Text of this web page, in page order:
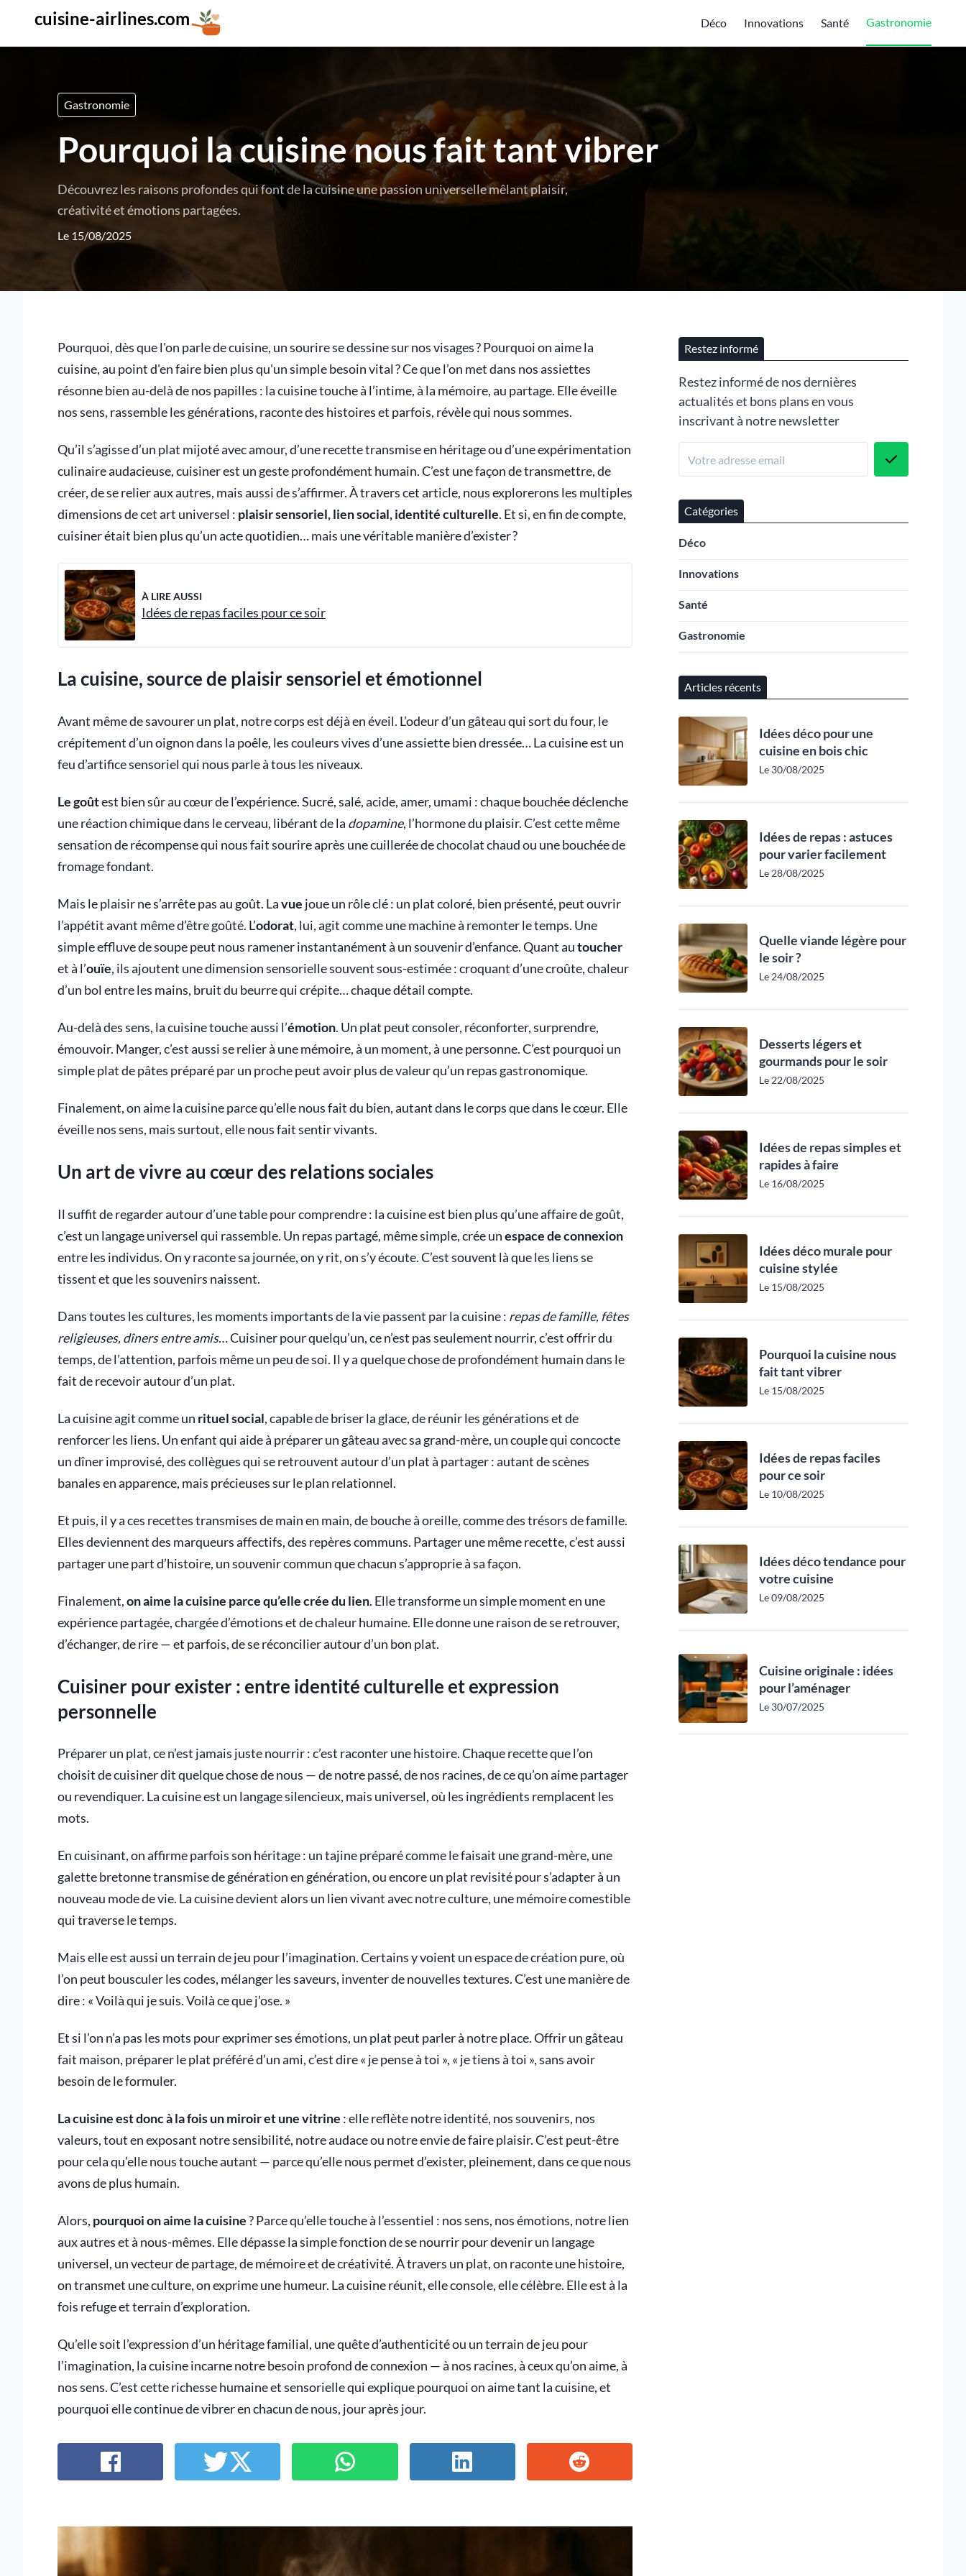
cuisine-airlines.com Déco Innovations Santé Gastronomie
Gastronomie
Pourquoi la cuisine nous fait tant vibrer
Découvrez les raisons profondes qui font de la cuisine une passion universelle mêlant plaisir,
créativité et émotions partagées.
Le 15/08/2025
Pourquoi, dès que l'on parle de cuisine, un sourire se dessine sur nos visages ? Pourquoi on aime la
cuisine, au point d'en faire bien plus qu'un simple besoin vital ? Ce que l’on met dans nos assiettes
résonne bien au-delà de nos papilles : la cuisine touche à l’intime, à la mémoire, au partage. Elle éveille
nos sens, rassemble les générations, raconte des histoires et parfois, révèle qui nous sommes.
Qu’il s’agisse d’un plat mijoté avec amour, d’une recette transmise en héritage ou d’une expérimentation
culinaire audacieuse, cuisiner est un geste profondément humain. C’est une façon de transmettre, de
créer, de se relier aux autres, mais aussi de s’affirmer. À travers cet article, nous explorerons les multiples
dimensions de cet art universel : plaisir sensoriel, lien social, identité culturelle. Et si, en fin de compte,
cuisiner était bien plus qu’un acte quotidien… mais une véritable manière d’exister ?
À LIRE AUSSI
Idées de repas faciles pour ce soir
La cuisine, source de plaisir sensoriel et émotionnel
Avant même de savourer un plat, notre corps est déjà en éveil. L’odeur d’un gâteau qui sort du four, le
crépitement d’un oignon dans la poêle, les couleurs vives d’une assiette bien dressée… La cuisine est un
feu d’artifice sensoriel qui nous parle à tous les niveaux.
Le goûtest bien sûr au cœur de l’expérience. Sucré, salé, acide, amer, umami : chaque bouchée déclenche
une réaction chimique dans le cerveau, libérant de la dopamine, l’hormone du plaisir. C’est cette même
sensation de récompense qui nous fait sourire après une cuillerée de chocolat chaud ou une bouchée de
fromage fondant.
Mais le plaisir ne s’arrête pas au goût. Lavue joue un rôle clé : un plat coloré, bien présenté, peut ouvrir
l’appétit avant même d’être goûté. L’odorat, lui, agit comme une machine à remonter le temps. Une
simple effluve de soupe peut nous ramener instantanément à un souvenir d’enfance. Quant autoucher
et à l’ouïe, ils ajoutent une dimension sensorielle souvent sous-estimée : croquant d’une croûte, chaleur
d’un bol entre les mains, bruit du beurre qui crépite… chaque détail compte.
Au-delà des sens, la cuisine touche aussi l’émotion. Un plat peut consoler, réconforter, surprendre,
émouvoir. Manger, c’est aussi se relier à une mémoire, à un moment, à une personne. C’est pourquoi un
simple plat de pâtes préparé par un proche peut avoir plus de valeur qu’un repas gastronomique.
Finalement, on aime la cuisine parce qu’elle nous fait du bien, autant dans le corps que dans le cœur. Elle
éveille nos sens, mais surtout, elle nous fait sentir vivants.
Un art de vivre au cœur des relations sociales
Il suffit de regarder autour d’une table pour comprendre : la cuisine est bien plus qu’une affaire de goût,
c’est un langage universel qui rassemble. Un repas partagé, même simple, crée unespace de connexion
entre les individus. On y raconte sa journée, on y rit, on s’y écoute. C’est souvent là que les liens se
tissent et que les souvenirs naissent.
Dans toutes les cultures, les moments importants de la vie passent par la cuisine : repas de famille, fêtes
religieuses, dîners entre amis… Cuisiner pour quelqu’un, ce n’est pas seulement nourrir, c’est offrir du
temps, de l’attention, parfois même un peu de soi. Il y a quelque chose de profondément humain dans le
fait de recevoir autour d’un plat.
La cuisine agit comme un rituel social, capable de briser la glace, de réunir les générations et de
renforcer les liens. Un enfant qui aide à préparer un gâteau avec sa grand-mère, un couple qui concocte
un dîner improvisé, des collègues qui se retrouvent autour d’un plat à partager : autant de scènes
banales en apparence, mais précieuses sur le plan relationnel.
Et puis, il y a ces recettes transmises de main en main, de bouche à oreille, comme des trésors de famille.
Elles deviennent des marqueurs affectifs, des repères communs. Partager une même recette, c’est aussi
partager une part d’histoire, un souvenir commun que chacun s’approprie à sa façon.
Finalement,on aime la cuisine parce qu’elle crée du lien. Elle transforme un simple moment en une
expérience partagée, chargée d’émotions et de chaleur humaine. Elle donne une raison de se retrouver,
d’échanger, de rire — et parfois, de se réconcilier autour d’un bon plat.
Cuisiner pour exister : entre identité culturelle et expression
personnelle
Préparer un plat, ce n’est jamais juste nourrir : c’est raconter une histoire. Chaque recette que l’on
choisit de cuisiner dit quelque chose de nous — de notre passé, de nos racines, de ce qu’on aime partager
ou revendiquer. La cuisine est un langage silencieux, mais universel, où les ingrédients remplacent les
mots.
En cuisinant, on affirme parfois son héritage : un tajine préparé comme le faisait une grand-mère, une
galette bretonne transmise de génération en génération, ou encore un plat revisité pour s’adapter à un
nouveau mode de vie. La cuisine devient alors un lien vivant avec notre culture, une mémoire comestible
qui traverse le temps.
Mais elle est aussi un terrain de jeu pour l’imagination. Certains y voient un espace de création pure, où
l’on peut bousculer les codes, mélanger les saveurs, inventer de nouvelles textures. C’est une manière de
dire : « Voilà qui je suis. Voilà ce que j’ose. »
Et si l’on n’a pas les mots pour exprimer ses émotions, un plat peut parler à notre place. Offrir un gâteau
fait maison, préparer le plat préféré d’un ami, c’est dire « je pense à toi », « je tiens à toi », sans avoir
besoin de le formuler.
La cuisine est donc à la fois un miroir et une vitrine : elle reflète notre identité, nos souvenirs, nos
valeurs, tout en exposant notre sensibilité, notre audace ou notre envie de faire plaisir. C’est peut-être
pour cela qu’elle nous touche autant — parce qu’elle nous permet d’exister, pleinement, dans ce que nous
avons de plus humain.
Alors, pourquoi on aime la cuisine? Parce qu’elle touche à l’essentiel : nos sens, nos émotions, notre lien
aux autres et à nous-mêmes. Elle dépasse la simple fonction de se nourrir pour devenir un langage
universel, un vecteur de partage, de mémoire et de créativité. À travers un plat, on raconte une histoire,
on transmet une culture, on exprime une humeur. La cuisine réunit, elle console, elle célèbre. Elle est à la
fois refuge et terrain d’exploration.
Qu’elle soit l’expression d’un héritage familial, une quête d’authenticité ou un terrain de jeu pour
l’imagination, la cuisine incarne notre besoin profond de connexion — à nos racines, à ceux qu’on aime, à
nos sens. C’est cette richesse humaine et sensorielle qui explique pourquoi on aime tant la cuisine, et
pourquoi elle continue de vibrer en chacun de nous, jour après jour.
Restez informé
Restez informé de nos dernières
actualités et bons plans en vous
inscrivant à notre newsletter
Catégories
Déco
Innovations
Santé
Gastronomie
Articles récents
Idées déco pour une
cuisine en bois chic
Le 30/08/2025
Idées de repas : astuces
pour varier facilement
Le 28/08/2025
Quelle viande légère pour
le soir ?
Le 24/08/2025
Desserts légers et
gourmands pour le soir
Le 22/08/2025
Idées de repas simples et
rapides à faire
Le 16/08/2025
Idées déco murale pour
cuisine stylée
Le 15/08/2025
Pourquoi la cuisine nous
fait tant vibrer
Le 15/08/2025
Idées de repas faciles
pour ce soir
Le 10/08/2025
Idées déco tendance pour
votre cuisine
Le 09/08/2025
Cuisine originale : idées
pour l’aménager
Le 30/07/2025